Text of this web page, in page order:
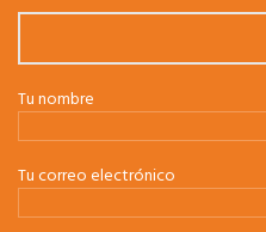
Tu nombre
Tu correo electrónico